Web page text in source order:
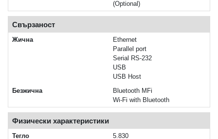
(Optional)
Свързаност
Жична
Ethernet
Parallel port
Serial RS-232
USB
USB Host
Безжична
Bluetooth MFi
Wi‑Fi with Bluetooth
Физически характеристики
Тегло 5.830